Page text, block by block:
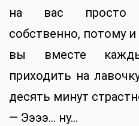
на вас просто
собственно, потому
вы вместе
приходить на
десять минут
— Ээээ… ну…